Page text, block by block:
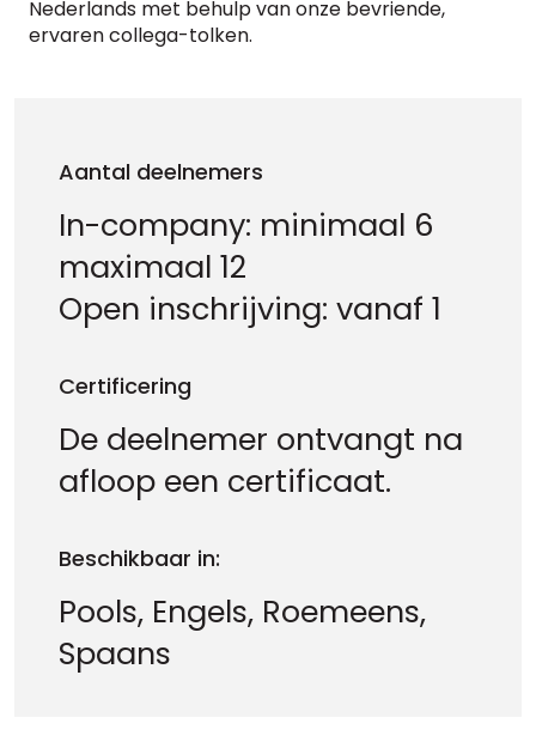
Nederlands met behulp van onze bevriende,
ervaren collega-tolken.
Aantal deelnemers
In-company: minimaal 6
maximaal 12
Open inschrijving: vanaf 1
Certificering
De deelnemer ontvangt na
afloop een certificaat.
Beschikbaar in:
Pools, Engels, Roemeens,
Spaans